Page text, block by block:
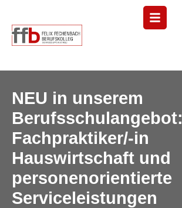
Menü
NEU in unserem
Berufsschulangebot:
Fachpraktiker/-in
Hauswirtschaft und
personenorientierte
Serviceleistungen